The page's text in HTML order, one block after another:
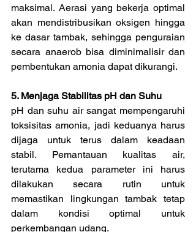
maksimal. Aerasi yang bekerja optimal
akan mendistribusikan oksigen hingga
ke dasar tambak, sehingga penguraian
secara anaerob bisa diminimalisir dan
pembentukan amonia dapat dikurangi.
5. Menjaga Stabilitas pH dan Suhu
pH dan suhu air sangat mempengaruhi
toksisitas amonia, jadi keduanya harus
dijaga untuk terus dalam keadaan
stabil. Pemantauan kualitas air,
terutama kedua parameter ini harus
dilakukan secara rutin untuk
memastikan lingkungan tambak tetap
dalam kondisi optimal untuk
perkembangan udang.